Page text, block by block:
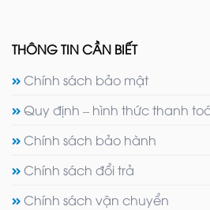
THÔNG TIN CẦN BIẾT
Chính sách bảo mật
Quy định – hình thức thanh
Chính sách bảo hành
Chính sách đổi trả
Chính sách vận chuyển